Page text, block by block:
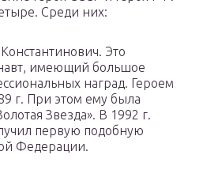
Среди них:
Это
имеющий большое
наград. Героем
г. При этом ему была
Звезда». В 1992 г.
первую подобную
Федерации.